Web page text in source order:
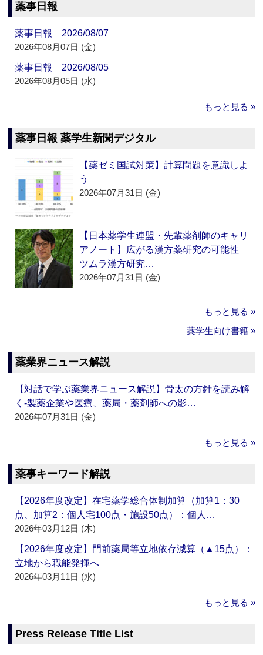
薬事日報
薬事日報 2026/08/07
2026年08月07日 (金)
薬事日報 2026/08/05
2026年08月05日 (水)
もっと見る »
薬事日報 薬学生新聞デジタル
【薬ゼミ国試対策】計算問題を意識しよ
う
2026年07月31日 (金)
【日本薬学生連盟・先輩薬剤師のキャリ
アノート】広がる漢方薬研究の可能性
ツムラ漢方研究…
2026年07月31日 (金)
もっと見る »
薬学生向け書籍 »
薬業界ニュース解説
【対話で学ぶ薬業界ニュース解説】骨太の方針を読み解
く‐製薬企業や医療、薬局・薬剤師への影…
2026年07月31日 (金)
もっと見る »
薬事キーワード解説
【2026年度改定】在宅薬学総合体制加算（加算1：30
点、加算2：個人宅100点・施設50点）：個人…
2026年03月12日 (木)
【2026年度改定】門前薬局等立地依存減算（▲15点）：
立地から職能発揮へ
2026年03月11日 (水)
もっと見る »
Press Release Title List